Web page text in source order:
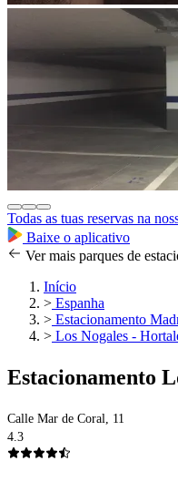
Todas as tuas reservas na
Baixe o aplicativo
Ver mais parques de
Início
> Espanha
> Estacionamento
> Los Nogales -
Estacionamento
Calle Mar de Coral, 11
4.3